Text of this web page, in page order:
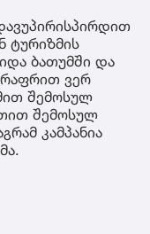
ტურიზმის
ბათუმში და
ვერ
შემოსულ
შემოსულ
კამპანია